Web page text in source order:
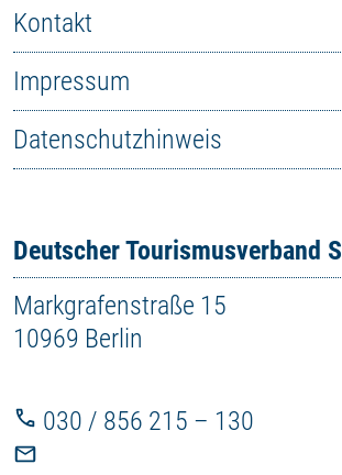
Deutscher Tourismusverband
Markgrafenstraße 15
10969 Berlin
030 / 856 215 – 130
Kontakt
Impressum
Datenschutzhinweis